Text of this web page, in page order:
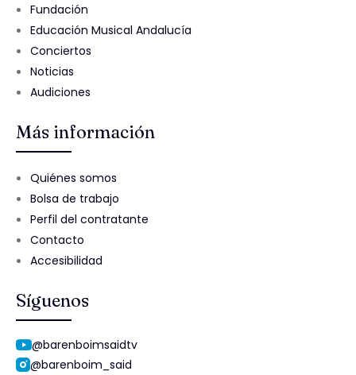
Fundación
Educación Musical Andalucía
Conciertos
Noticias
Audiciones
Más información
Quiénes somos
Bolsa de trabajo
Perfil del contratante
Contacto
Accesibilidad
Síguenos
@barenboimsaidtv
@barenboim_said